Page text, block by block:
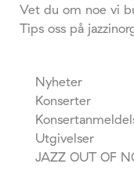
Vet du om noe vi
Tips oss på
Nyheter
Konserter
Utgivelser
JAZZ OUT OF